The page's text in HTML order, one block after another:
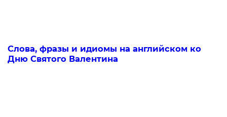
Слова, фразы и идиомы на английском ко
Дню Святого Валентина